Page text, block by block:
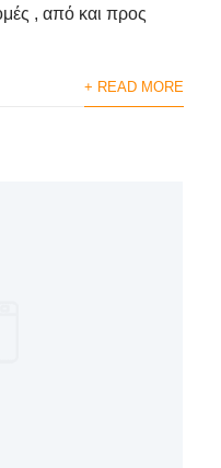
, από και προς
+ READ MORE